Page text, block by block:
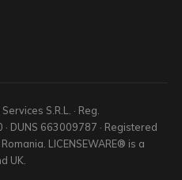
S.R.L. · Reg.
DUNS 663009787 · Registered
LICENSEWARE® is a
UK.